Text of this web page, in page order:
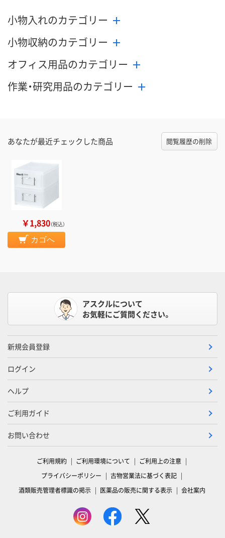
小物入れのカテゴリー
小物収納のカテゴリー
オフィス用品のカテゴリー
作業・研究用品のカテゴリー
あなたが最近チェックした商品 閲覧履歴の削除
￥1,830（税込）
カゴへ
アスクルについて
お気軽にご質問ください。
新規会員登録
ログイン
ヘルプ
ご利用ガイド
お問い合わせ
ご利用規約 ご利用環境について
ご利用上の注意
プライバシーポリシー
古物営業法に基づく表記
酒類販売管理者標識の掲示
医薬品の販売に関する表示 会社案内